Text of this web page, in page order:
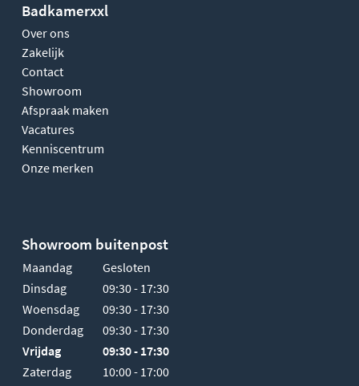
Badkamerxxl
Over ons
Zakelijk
Contact
Showroom
Afspraak maken
Vacatures
Kenniscentrum
Onze merken
Showroom buitenpost
Maandag
Gesloten
Dinsdag
09:30 - 17:30
Woensdag
09:30 - 17:30
Donderdag
09:30 - 17:30
Vrijdag
09:30 - 17:30
Zaterdag
10:00 - 17:00